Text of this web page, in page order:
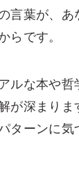
言葉が、
らです。
ルな本や哲
が深まり
ターンに